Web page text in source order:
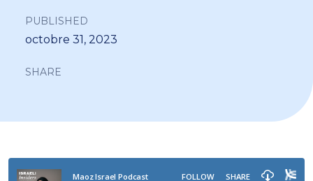
PUBLISHED
octobre 31, 2023
SHARE